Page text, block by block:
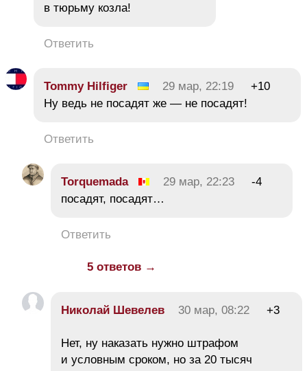
в тюрьму козла!
Ответить
Tommy Hilfiger 29 мар, 22:19
+10
Ну ведь не посадят же — не посадят!
Ответить
Torquemada 29 мар, 22:23
-4
посадят, посадят…
Ответить
5 ответов →
Николай Шевелев 30 мар, 08:22 +3
Нет, ну наказать нужно штрафом
и условным сроком, но за 20 тысяч